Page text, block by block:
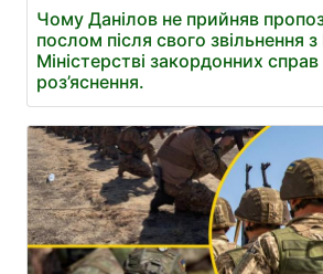
Чому Данілов не прийняв
послом після свого звільнення
Міністерстві закордонних
роз’яснення.